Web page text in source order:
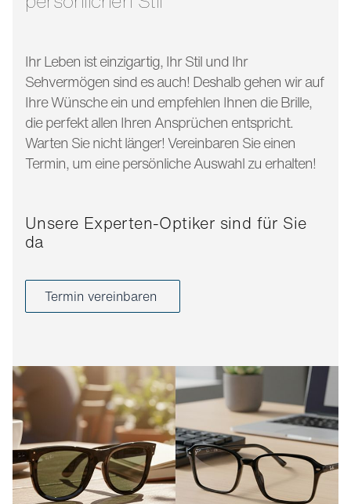
Ihr Leben ist einzigartig, Ihr Stil und Ihr
Sehvermögen sind es auch! Deshalb gehen wir auf
Ihre Wünsche ein und empfehlen Ihnen die Brille,
die perfekt allen Ihren Ansprüchen entspricht.
Warten Sie nicht länger! Vereinbaren Sie einen
Termin, um eine persönliche Auswahl zu erhalten!
Unsere Experten-Optiker sind für Sie
da
Termin vereinbaren